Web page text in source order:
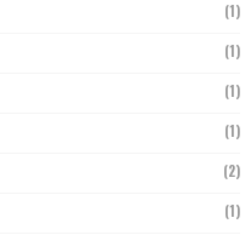
(1)
(1)
(1)
(1)
(2)
(1)